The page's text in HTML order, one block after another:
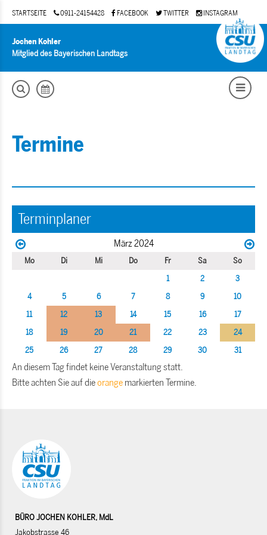
STARTSEITE 0911-24154428 FACEBOOK TWITTER INSTAGRAM
Jochen Kohler
Mitglied des Bayerischen Landtags
Termine
Terminplaner
März 2024
Mo Di Mi Do Fr Sa
So
1
2
3
4
5 6 7 8 9
10
11
12 13 14 15 16
17
18
19 20 21 22 23
24
25
26 27 28 29 30 31
An diesem Tag findet keine Veranstaltung statt.
Bitte achten Sie auf dieorange markierten Termine.
BÜRO JOCHEN KOHLER, MdL
Jakobstrasse 46